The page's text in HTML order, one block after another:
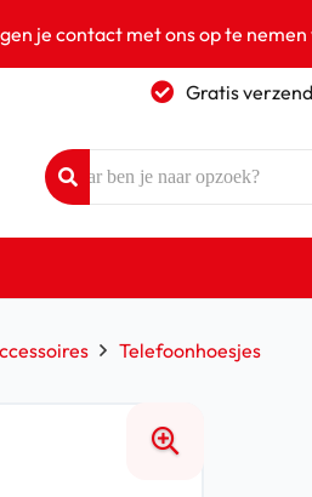
je contact met ons op te
Gratis
Telefoonhoesjes